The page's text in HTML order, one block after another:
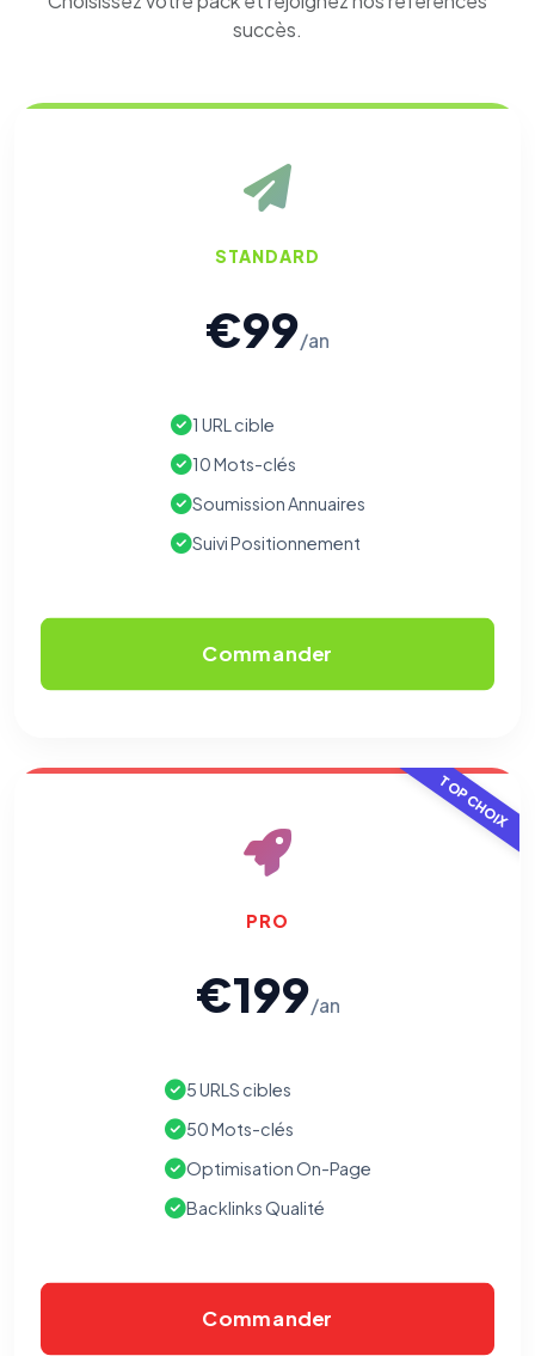
succès.
STANDARD
€99/an
1 URL cible
10 Mots-clés
Soumission Annuaires
Suivi Positionnement
Commander
TOP CHOIX
PRO
€199/an
5 URLS cibles
50 Mots-clés
Optimisation On-Page
Backlinks Qualité
Commander